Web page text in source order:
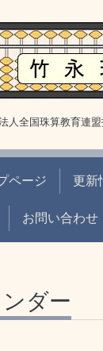
人全国珠算教育連
ページ 更新
お問い合わせ
ダー